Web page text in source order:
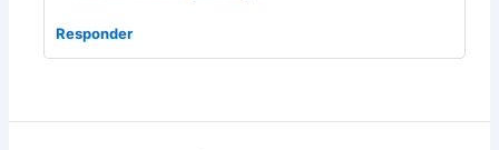
Responder